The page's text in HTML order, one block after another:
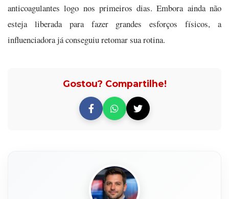
anticoagulantes logo nos primeiros dias. Embora ainda não
esteja liberada para fazer grandes esforços físicos, a
influenciadora já conseguiu retomar sua rotina.
Gostou? Compartilhe!